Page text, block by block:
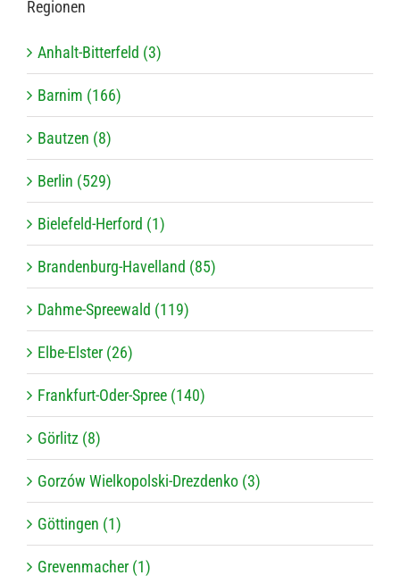
Regio­nen
Anhalt-Bitterfeld (3)
Barnim (166)
Bautzen (8)
Berlin (529)
Bielefeld-Herford (1)
Brandenburg-Havelland (85)
Dahme-Spreewald (119)
Elbe-Elster (26)
Frankfurt-Oder-Spree (140)
Görlitz (8)
Gorzów Wielkopolski-Drezdenko (3)
Göttingen (1)
Grevenmacher (1)